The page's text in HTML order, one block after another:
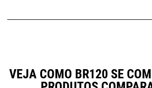
VEJA COMO BR120 SE